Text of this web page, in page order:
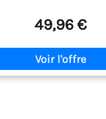
gardant au
froid,
La veste a 2
offrant plus
fermeture à glissière
49,96 €